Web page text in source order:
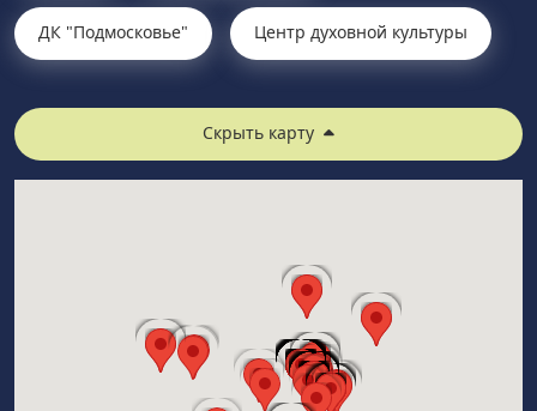
ДК "Подмосковье" Центр духовной культуры
Скрыть карту